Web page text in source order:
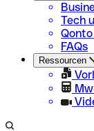
Tech
FAQs
Ressourcen